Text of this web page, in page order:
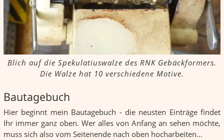
Blich auf die Spekulatiuswalze des RNK Gebäckformers.
Die Walze hat 10 verschiedene Motive.
Bautagebuch
Hier beginnt mein Bautagebuch - die neusten Einträge findet
Ihr immer ganz oben. Wer alles von Anfang an sehen möchte,
muss sich also vom Seitenende nach oben hocharbeiten...